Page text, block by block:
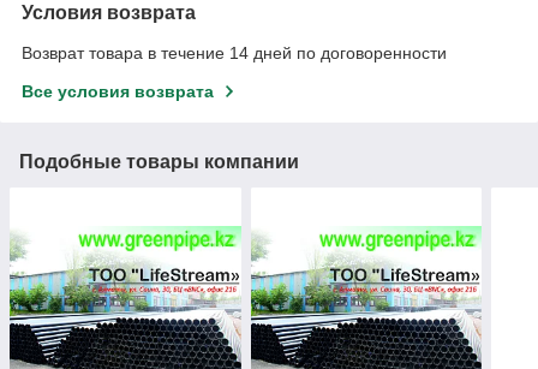
Условия возврата
Возврат товара в течение 14 дней по договоренности
Все условия возврата
Подобные товары компании